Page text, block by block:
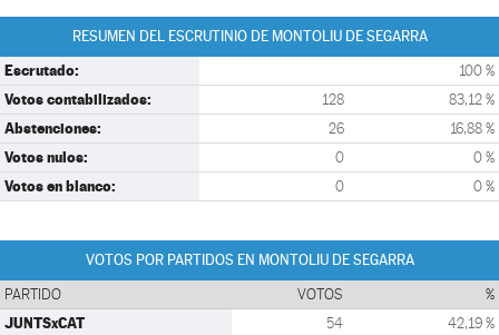
RESUMEN DEL ESCRUTINIO DE MONTOLIU DE SEGARRA
Escrutado: 100 %
Votos contabilizados: 128 83,12 %
Abstenciones: 26 16,88 %
Votos nulos: 0 0 %
Votos en blanco: 0 0 %
VOTOS POR PARTIDOS EN MONTOLIU DE SEGARRA
PARTIDO VOTOS %
JUNTSxCAT 54 42,19 %